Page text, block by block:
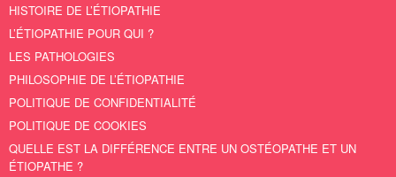
HISTOIRE DE L’ÉTIOPATHIE
L’ÉTIOPATHIE POUR QUI ?
LES PATHOLOGIES
PHILOSOPHIE DE L’ÉTIOPATHIE
POLITIQUE DE CONFIDENTIALITÉ
POLITIQUE DE COOKIES
QUELLE EST LA DIFFÉRENCE ENTRE UN OSTÉOPATHE ET UN
ÉTIOPATHE ?